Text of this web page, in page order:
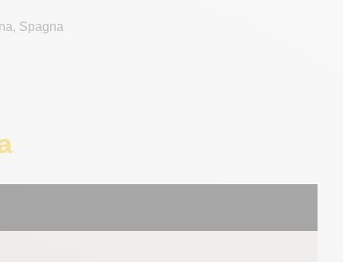
Spagna